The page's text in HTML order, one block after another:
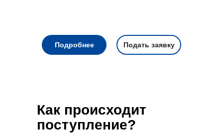
Подать заявку
Подробнее
Как происходит
поступление?